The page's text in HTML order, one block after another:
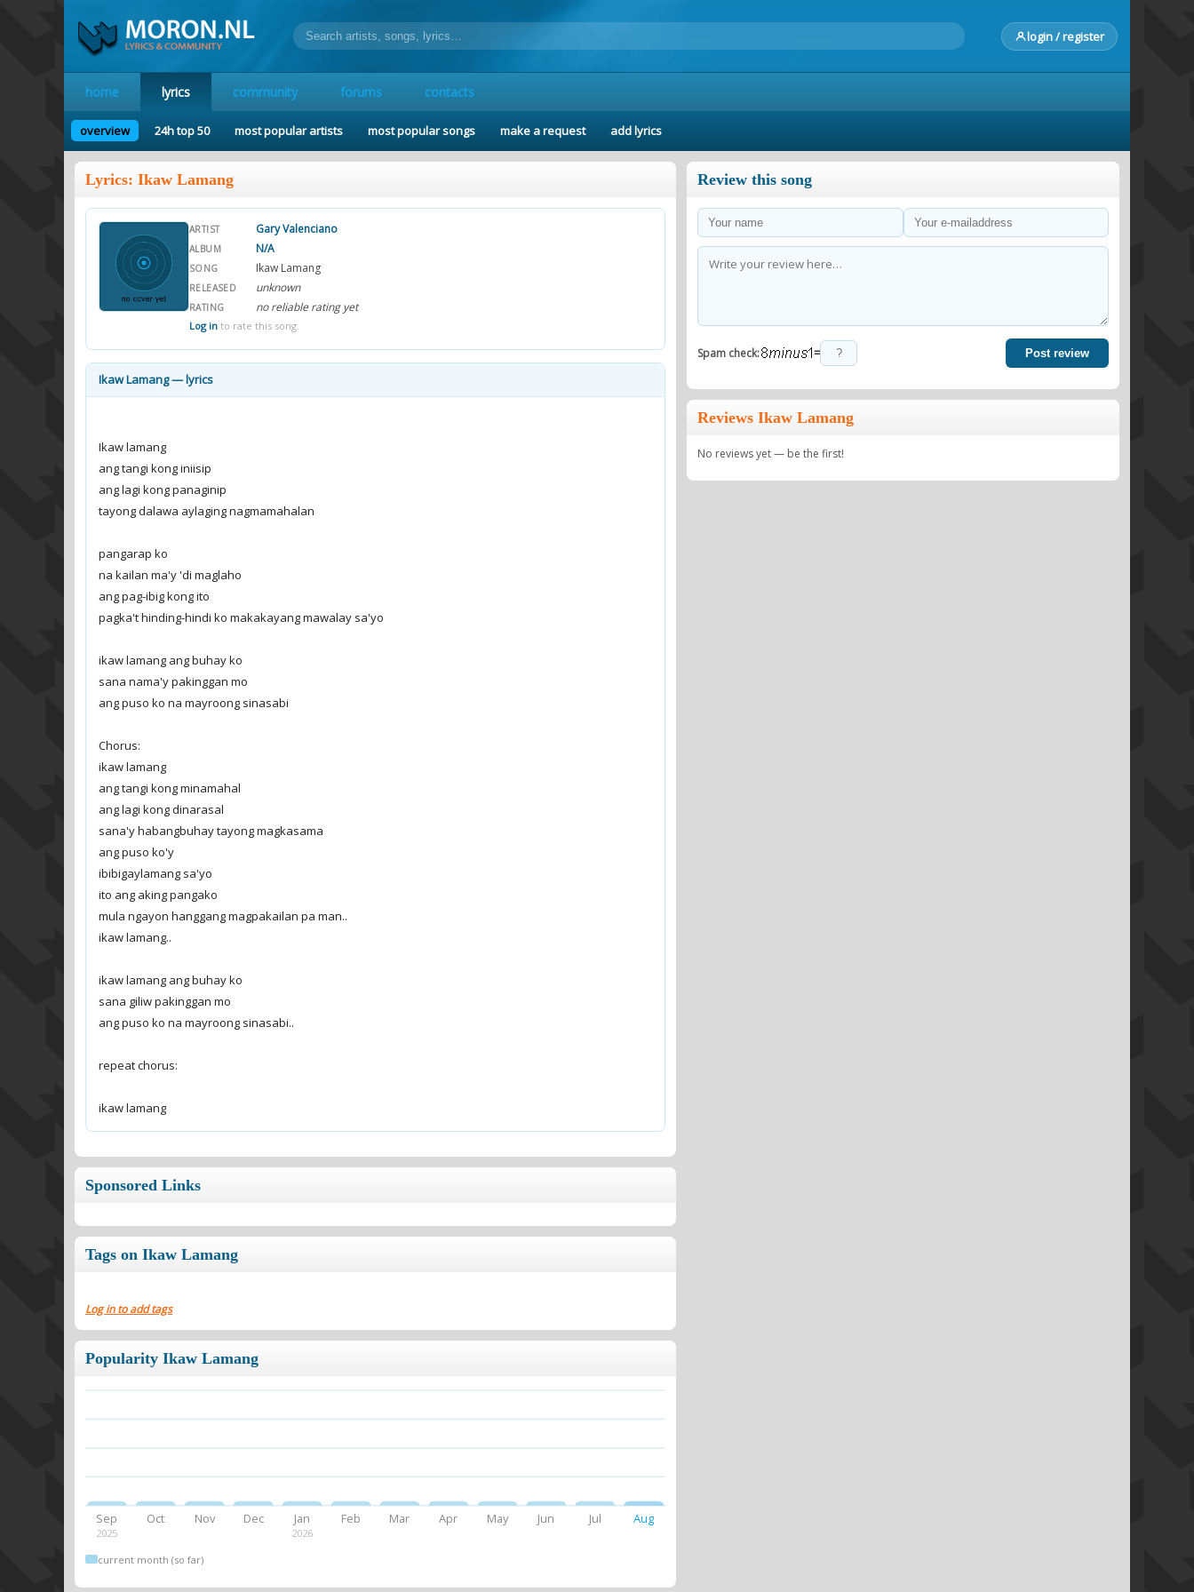
login / register
home lyrics community forums contacts
overview 24h top 50 most popular artists most popular songs make a request add lyrics
Lyrics: Ikaw Lamang
ARTIST Gary Valenciano
ALBUM N/A
SONG Ikaw Lamang
RELEASED unknown
RATING no reliable rating yet
Log in to rate this song.
Ikaw Lamang — lyrics
Ikaw lamang
ang tangi kong iniisip
ang lagi kong panaginip
tayong dalawa aylaging nagmamahalan
pangarap ko
na kailan ma'y 'di maglaho
ang pag-ibig kong ito
pagka't hinding-hindi ko makakayang mawalay sa'yo
ikaw lamang ang buhay ko
sana nama'y pakinggan mo
ang puso ko na mayroong sinasabi
Chorus:
ikaw lamang
ang tangi kong minamahal
ang lagi kong dinarasal
sana'y habangbuhay tayong magkasama
ang puso ko'y
ibibigaylamang sa'yo
ito ang aking pangako
mula ngayon hanggang magpakailan pa man..
ikaw lamang..
ikaw lamang ang buhay ko
sana giliw pakinggan mo
ang puso ko na mayroong sinasabi..
repeat chorus:
ikaw lamang
Sponsored Links
Tags on Ikaw Lamang
Log in to add tags
Popularity Ikaw Lamang
Sep
2025
Oct Nov Dec Jan
2026
Feb Mar Apr May Jun Jul Aug
current month (so far)
Review this song
Spam check: = Post review
Reviews Ikaw Lamang
No reviews yet — be the first!